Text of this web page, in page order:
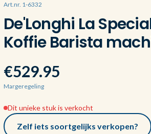
Art.nr. 1-6332
De'Longhi La
Koffie Barista
€529.95
Margeregeling
Dit unieke stuk is verkocht
Zelf iets soortgelijks verkopen?